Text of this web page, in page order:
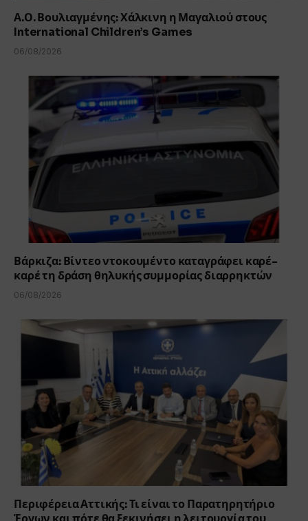
Α.Ο. Βουλιαγμένης: Χάλκινη η Μαγαλιού στους
International Children’s Games
06/08/2026
Βάρκιζα: Βίντεο ντοκουμέντο καταγράφει καρέ-
καρέ τη δράση θηλυκής συμμορίας διαρρηκτών
06/08/2026
Περιφέρεια Αττικής: Τι είναι το Παρατηρητήριο